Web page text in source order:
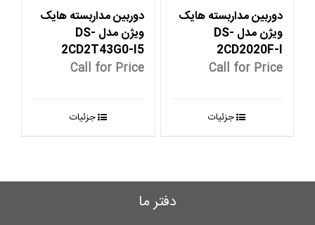
دوربین مداربسته هایک
ویژن مدل DS-
2CD2020F-I
Call for Price
جزئیات
دوربین مداربسته هایک
ویژن مدل DS-
2CD2T43G0-I5
Call for Price
جزئیات
دفتر ما